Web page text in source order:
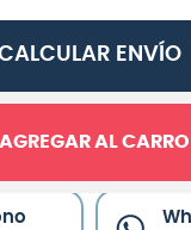
ENVÍO
AGREGAR AL CARRO
y asesoría